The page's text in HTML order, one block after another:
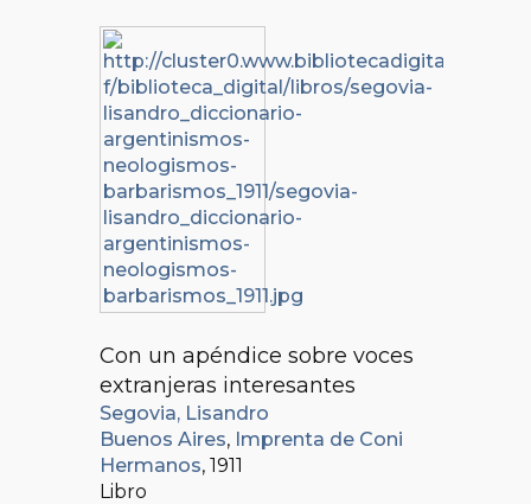
Con un apéndice sobre voces
extranjeras interesantes
Segovia, Lisandro
Buenos Aires, Imprenta de Coni
Hermanos, 1911
Libro